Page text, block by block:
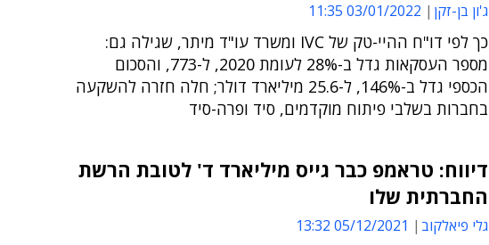
ג'ון בן-זקן 03/01/2022 11:35
כך לפי דו"ח ההיי-טק של IVC ומשרד עו"ד מיתר, שגילה גם:
מספר העסקאות גדל ב-28% לעומת 2020, ל-773, והסכום
הכספי גדל ב-146%, ל-25.6 מיליארד דולר; חלה חזרה להשקעה
בחברות בשלבי פיתוח מוקדמים, סיד ופרה-סיד
דיווח: טראמפ כבר גייס מיליארד ד' לטובת הרשת
החברתית שלו
גלי פיאלקוב 05/12/2021 13:32